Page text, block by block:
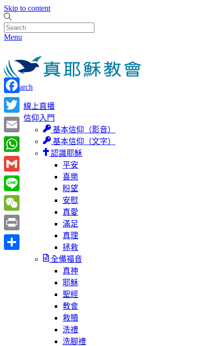
Skip to content
Menu
Search
線上直播
信仰入門
基本信仰（影音）
基本信仰（文字）
認識耶穌
平安
喜樂
盼望
安慰
真愛
滿足
真理
拯救
全備福音
真神
耶穌
聖經
教會
救贖
洗禮
洗腳禮
Facebook
Twitter
Email
WhatsApp
Gmail
Line
WeChat
Print